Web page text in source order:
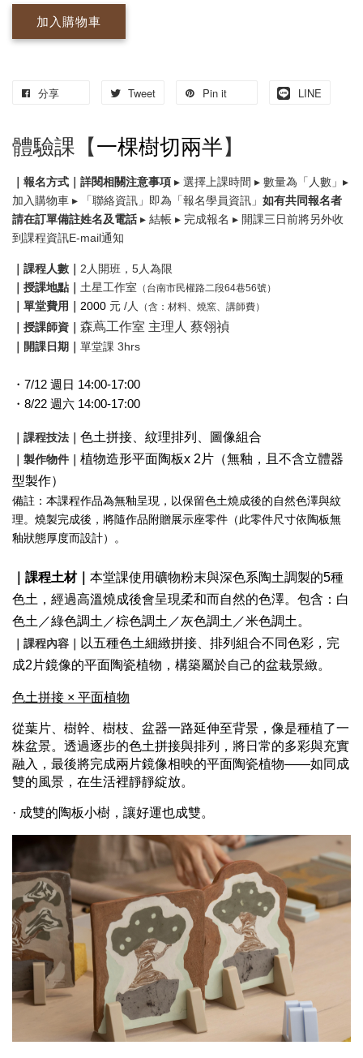
加入購物車
分享 Tweet Pin it LINE
體驗課【一棵樹切兩半】
｜報名方式｜詳閱相關注意事項 ▸ 選擇上課時間 ▸ 數量為「人數」▸
加入購物車 ▸ 「聯絡資訊」即為「報名學員資訊」 如有共同報名者
請在訂單備註姓名及電話▸ 結帳 ▸ 完成報名 ▸ 開課三日前將另外收
到課程資訊E-mail通知
｜課程人數｜ 2人開班，5人為限
｜授課地點｜ 土星工作室 （台南市民權路二段64巷56號）
｜單堂費用｜ 2000 元 /人 （含：材料、燒窯、講師費）
｜授課師資｜ 森蔦工作室 主理人 蔡翎禎
｜開課日期｜ 單堂課 3hrs
・7/12 週日 14:00-17:00
・8/22 週六 14:00-17:00
｜課程技法｜ 色土拼接、紋理排列、圖像組合
｜製作物件｜ 植物造形平面陶板x 2片（無釉，且不含立體器
型製作）
備註：本課程作品為無釉呈現，以保留色土燒成後的自然色澤與紋
理。燒製完成後，將隨作品附贈展示座零件（此零件尺寸依陶板無
釉狀態厚度而設計）。
｜課程土材｜ 本堂課使用礦物粉末與深色系陶土調製的5種
色土，經過高溫燒成後會呈現柔和而自然的色澤。包含：白
色土／綠色調土／棕色調土／灰色調土／米色調土。
｜課程內容｜ 以五種色土細緻拼接、排列組合不同色彩， 完
成2片鏡像的平面陶瓷植物， 構築屬於自己的盆栽景緻。
色土拼接 × 平面植物
從葉片、樹幹、樹枝、盆器一路延伸至背景，像是種植了一
株盆景。透過逐步的色土拼接與排列， 將日常的多彩與充實
融入，最後將完成兩片鏡像相映的平面陶瓷植物——如同成
雙的風景，在生活裡靜靜綻放。
· 成雙的陶板小樹，讓好運也成雙。